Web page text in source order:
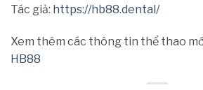
Tác giả: https://hb88.dental/
Xem thêm các thông tin thể thao
HB88